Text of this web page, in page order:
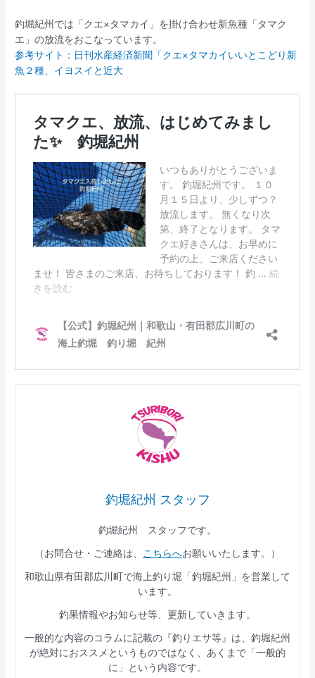
釣堀紀州では「クエ×タマカイ」を掛け合わせ新魚種「タマク
エ」の放流をおこなっています。
参考サイト：日刊水産経済新聞「クエ×タマカイいいとこどり新
魚２種、イヨスイと近大
釣堀紀州 スタッフ
釣堀紀州 スタッフです。
（お問合せ・ご連絡は、
こちらへお願いいたします。）
和歌山県有田郡広川町で海上釣り堀「釣堀紀州」を営業して
います。
釣果情報やお知らせ等、更新していきます。
一般的な内容のコラムに記載の『釣りエサ等』は、釣堀紀州
が絶対におススメというものではなく、あくまで「一般的
に」という内容です。